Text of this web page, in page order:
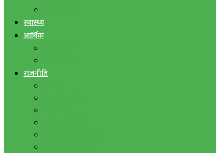
स्वास्थ्य
आर्थिक
राजनीति